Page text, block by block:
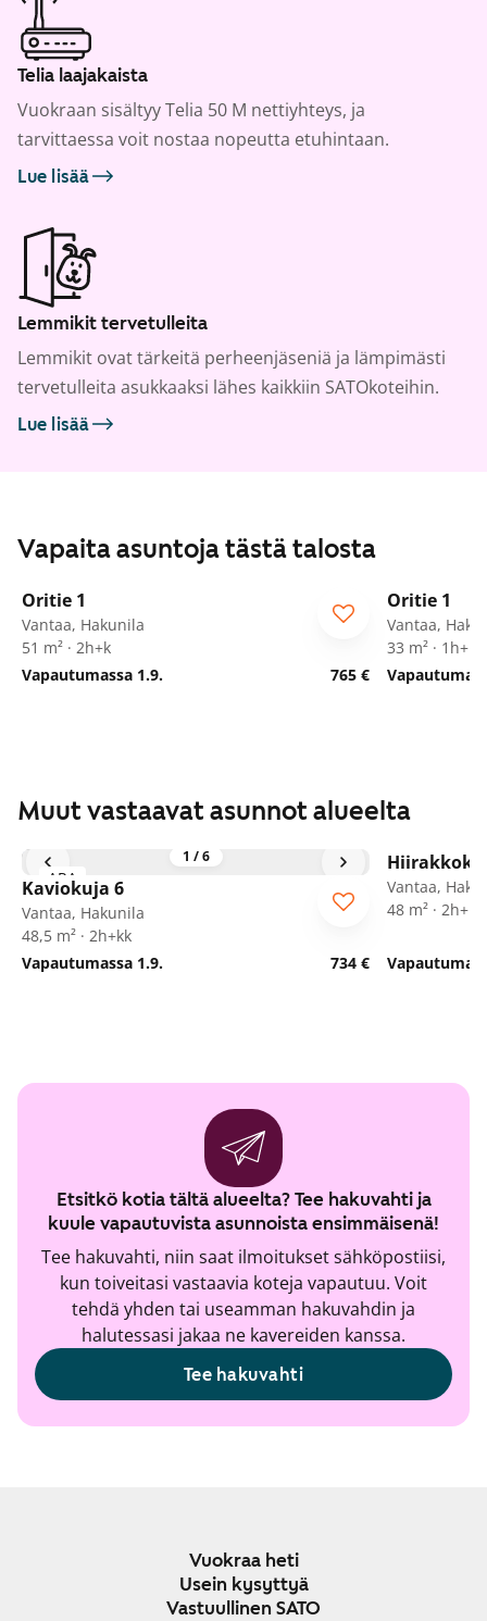
Telia laajakaista
Vuokraan sisältyy Telia 50 M nettiyhteys, ja
tarvittaessa voit nostaa nopeutta etuhintaan.
Lue lisää
Lemmikit tervetulleita
Lemmikit ovat tärkeitä perheenjäseniä ja lämpimästi
tervetulleita asukkaaksi lähes kaikkiin SATOkoteihin.
Lue lisää
Vapaita asuntoja tästä talosta
/15
Oritie 1
Vantaa, Hakunila
51 m² · 2h+k
Vapautumassa 1.9.
765 €
Oritie 1
Vantaa,
33 m² · 1h+kk
Muut vastaavat asunnot alueelta
1 /6
ARA
Kaviokuja 6
Vantaa, Hakunila
48,5 m² · 2h+kk
Vapautumassa 1.9.
734 €
Vantaa,
48 m² · 2h+kk
Etsitkö kotia tältä alueelta? Tee hakuvahti ja
kuule vapautuvista asunnoista ensimmäisenä!
Tee hakuvahti, niin saat ilmoitukset sähköpostiisi,
kun toiveitasi vastaavia koteja vapautuu. Voit
tehdä yhden tai useamman hakuvahdin ja
halutessasi jakaa ne kavereiden kanssa.
Tee hakuvahti
Vuokraa heti
Usein kysyttyä
Vastuullinen SATO